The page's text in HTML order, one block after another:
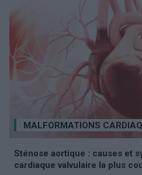
MALFORMATIONS
Sténose aortique : causes et
cardiaque valvulaire la plus